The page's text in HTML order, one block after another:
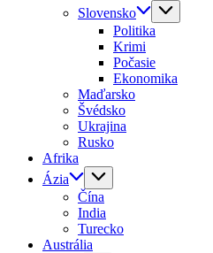
Slovensko
Politika
Krimi
Počasie
Ekonomika
Maďarsko
Švédsko
Ukrajina
Rusko
Afrika
Ázia
Čína
India
Turecko
Austrália